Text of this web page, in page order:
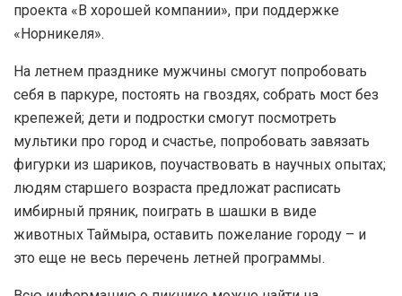
проекта «В хорошей компании», при поддержке
«Норникеля».
На летнем празднике мужчины смогут попробовать
себя в паркуре, постоять на гвоздях, собрать мост без
крепежей; дети и подростки смогут посмотреть
мультики про город и счастье, попробовать завязать
фигурки из шариков, поучаствовать в научных опытах;
людям старшего возраста предложат расписать
имбирный пряник, поиграть в шашки в виде
животных Таймыра, оставить пожелание городу – и
это еще не весь перечень летней программы.